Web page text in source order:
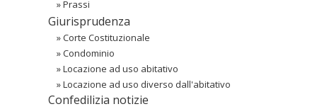
»Prassi
Giurisprudenza
»Corte Costituzionale
»Condominio
»Locazione ad uso abitativo
»Locazione ad uso diverso dall'abitativo
Confedilizia notizie